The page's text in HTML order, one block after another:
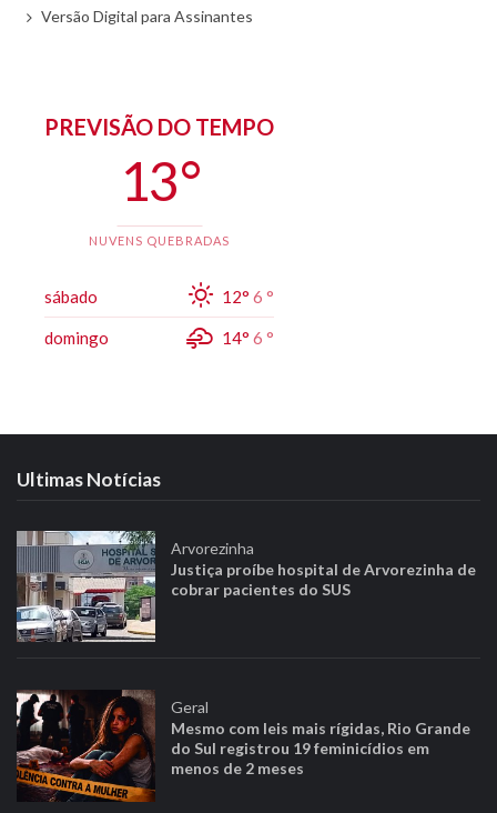
Versão Digital para Assinantes
PREVISÃO DO TEMPO
13 °
NUVENS QUEBRADAS
sábado 12° 6 °
domingo 14° 6 °
Ultimas Notícias
Arvorezinha
Justiça proíbe hospital de Arvorezinha de
cobrar pacientes do SUS
Geral
Mesmo com leis mais rígidas, Rio Grande
do Sul registrou 19 feminicídios em
menos de 2 meses